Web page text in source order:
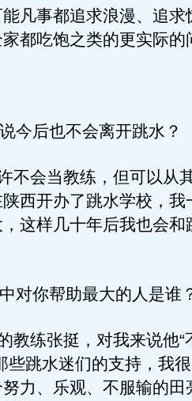
凡事都追求浪漫、追求
都吃饱之类的更实际的
后也不会离开跳水？
会当教练，但可以从
西开办了跳水学校，我
这样几十年后我也会和
你帮助最大的人是谁
练张挺，对我来说他“
些跳水迷们的支持，我
力、乐观、不服输的田